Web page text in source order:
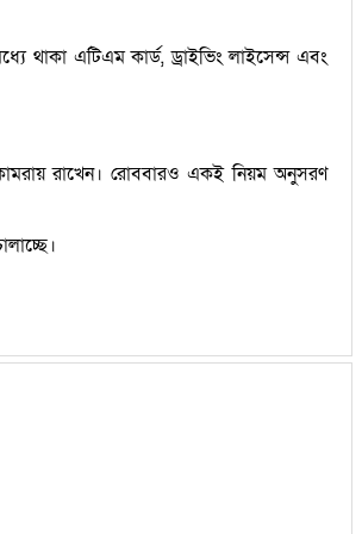
থাকা এটিএম কার্ড, ড্রাইভিং লাইসেন্স এবং
রাখেন। রোববারও একই নিয়ম অনুসরণ